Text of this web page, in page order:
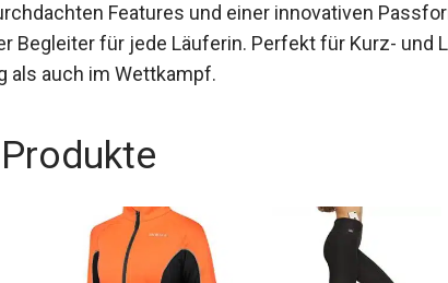
Features und einer innovativen
Begleiter für jede Läuferin. Perfekt für Kurz- und
als auch im Wettkampf.